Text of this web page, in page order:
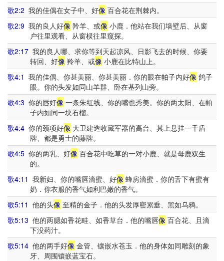
歌2:2 我的佳偶在女子中、好像 百合花在荆棘内。
歌2:9 我的良人好像 羚羊、或像 小鹿．他站在我们墙壁后、从窗
户往里观看、从窗棂往里窥探。
歌2:17 我的良人哪、求你等到天起凉风、日影飞去的时候、你要
转回、好像羚羊、或像小鹿在比特山上。
歌4:1 我的佳偶、你甚美丽、你甚美丽．你的眼在帕子内好像 鸽子
眼。你的头发如同山羊群、卧在基列山旁。
歌4:3 你的唇好像 一条朱红线、你的嘴也秀美。你的两太阳、在帕
子内如同一块石榴。
歌4:4 你的颈项好像 大卫建造收藏军器的高台、其上悬挂一千盾
牌、都是勇士的藤牌。
歌4:5 你的两乳、好像 百合花中吃草的一对小鹿、就是母鹿双生
的。
歌4:11 我新妇、你的嘴唇滴蜜、好像 蜂房滴蜜．你的舌下有蜜有
奶．你衣服的香气如利巴嫩的香气。
歌5:11 他的头像 至精的金子．他的头发厚密累垂、黑如乌鸦。
歌5:13 他的两腮如香花畦、如香草台．他的嘴唇像 百合花、且滴
下没药汁。
歌5:14 他的两手好像 金管、镶嵌水苍玉．他的身体如同雕刻的象
牙、周围镶嵌蓝宝石。